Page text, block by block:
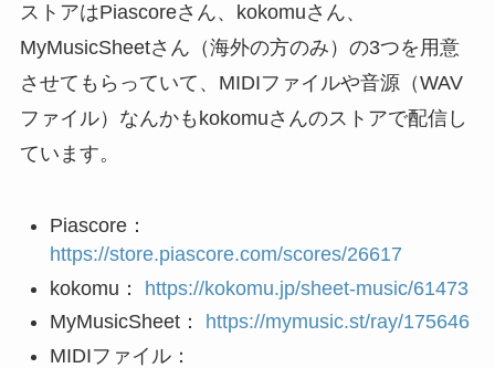
ストアはPiascoreさん、kokomuさん、
MyMusicSheetさん（海外の方のみ）の3つを用意
させてもらっていて、MIDIファイルや音源（WAV
ファイル）なんかもkokomuさんのストアで配信し
ています。
Piascore：
https://store.piascore.com/scores/26617
kokomu： https://kokomu.jp/sheet-music/61473
MyMusicSheet：
https://mymusic.st/ray/175646
MIDIファイル：